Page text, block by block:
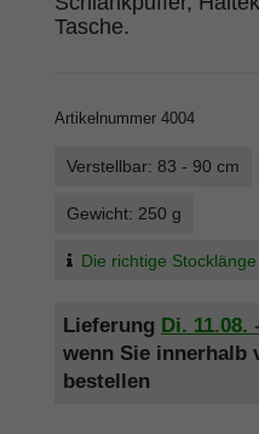
Tasche.
Artikelnummer 4004
Verstellbar: 83 - 90 cm
Gewicht: 250 g
Die richtige
Lieferung Di. 11.08.
wenn Sie innerhalb
bestellen